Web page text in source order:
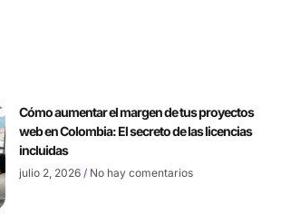
Cómo aumentar el margen de tus proyectos
web en Colombia: El secreto de las licencias
incluidas
julio 2, 2026 No hay comentarios